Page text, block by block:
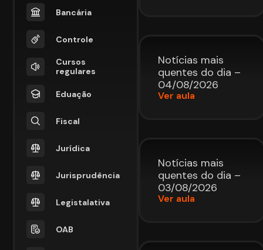
Bancária
Controle
Cursos
regulares
Eduação
Fiscal
Jurídica
Jurisprudência
Legistalativa
OAB
Notícias mais
quentes do dia –
04/08/2026
Ver aula
Notícias mais
quentes do dia –
03/08/2026
Ver aula